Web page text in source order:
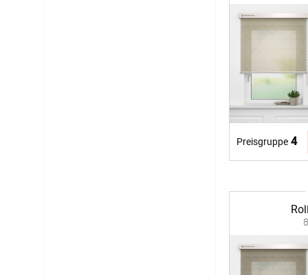
Preisgruppe 4